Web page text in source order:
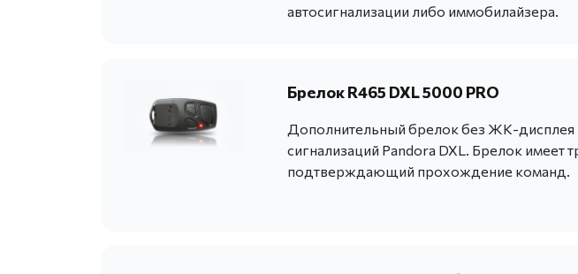
автосигнализации либо иммобилайзера.
Брелок R465 DXL 5000 PRO
Дополнительный брелок без ЖК-дисплея
сигнализаций Pandora DXL. Брелок имеет
подтверждающий прохождение команд.